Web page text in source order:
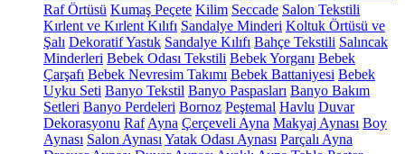
Raf Örtüsü Kumaş Peçete Kilim Seccade Salon Tekstili
Kırlent ve Kırlent Kılıfı Sandalye Minderi Koltuk Örtüsü ve
Şalı Dekoratif Yastık Sandalye Kılıfı Bahçe Tekstili Salıncak
Minderleri Bebek Odası Tekstili Bebek Yorganı Bebek
Çarşafı Bebek Nevresim Takımı Bebek Battaniyesi Bebek
Uyku Seti Banyo Tekstil Banyo Paspasları Banyo Bakım
Setleri Banyo Perdeleri Bornoz Peştemal Havlu Duvar
Dekorasyonu Raf Ayna Çerçeveli Ayna Makyaj Aynası Boy
Aynası Salon Aynası Yatak Odası Aynası Parçalı Ayna